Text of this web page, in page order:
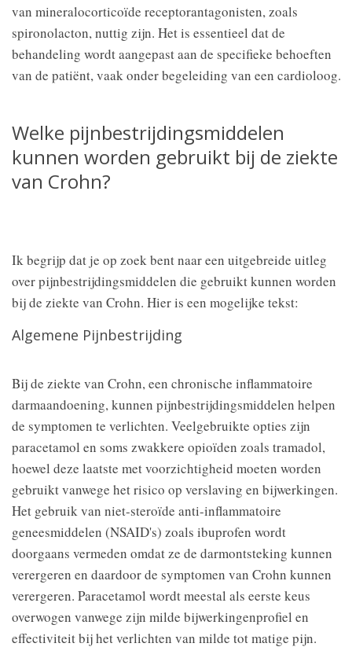
van mineralocorticoïde receptorantagonisten, zoals
spironolacton, nuttig zijn. Het is essentieel dat de
behandeling wordt aangepast aan de specifieke behoeften
van de patiënt, vaak onder begeleiding van een cardioloog.
Welke pijnbestrijdingsmiddelen
kunnen worden gebruikt bij de ziekte
van Crohn?
Ik begrijp dat je op zoek bent naar een uitgebreide uitleg
over pijnbestrijdingsmiddelen die gebruikt kunnen worden
bij de ziekte van Crohn. Hier is een mogelijke tekst:
Algemene Pijnbestrijding
Bij de ziekte van Crohn, een chronische inflammatoire
darmaandoening, kunnen pijnbestrijdingsmiddelen helpen
de symptomen te verlichten. Veelgebruikte opties zijn
paracetamol en soms zwakkere opioïden zoals tramadol,
hoewel deze laatste met voorzichtigheid moeten worden
gebruikt vanwege het risico op verslaving en bijwerkingen.
Het gebruik van niet-steroïde anti-inflammatoire
geneesmiddelen (NSAID's) zoals ibuprofen wordt
doorgaans vermeden omdat ze de darmontsteking kunnen
verergeren en daardoor de symptomen van Crohn kunnen
verergeren. Paracetamol wordt meestal als eerste keus
overwogen vanwege zijn milde bijwerkingenprofiel en
effectiviteit bij het verlichten van milde tot matige pijn.